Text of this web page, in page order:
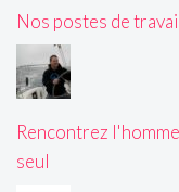
Nos postes de
Rencontrez
seul